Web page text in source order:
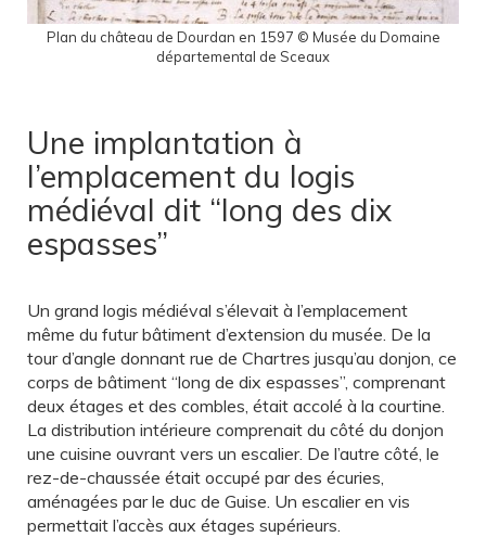
Plan du château de Dourdan en 1597 © Musée du Domaine
départemental de Sceaux
Une implantation à
l’emplacement du logis
médiéval dit “long des dix
espasses”
Un grand logis médiéval s’élevait à l’emplacement
même du futur bâtiment d’extension du musée. De la
tour d’angle donnant rue de Chartres jusqu’au donjon, ce
corps de bâtiment “long de dix espasses”, comprenant
deux étages et des combles, était accolé à la courtine.
La distribution intérieure comprenait du côté du donjon
une cuisine ouvrant vers un escalier. De l’autre côté, le
rez-de-chaussée était occupé par des écuries,
aménagées par le duc de Guise. Un escalier en vis
permettait l’accès aux étages supérieurs.